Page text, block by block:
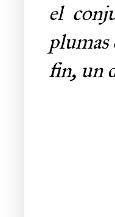
el
plumas
fin, un